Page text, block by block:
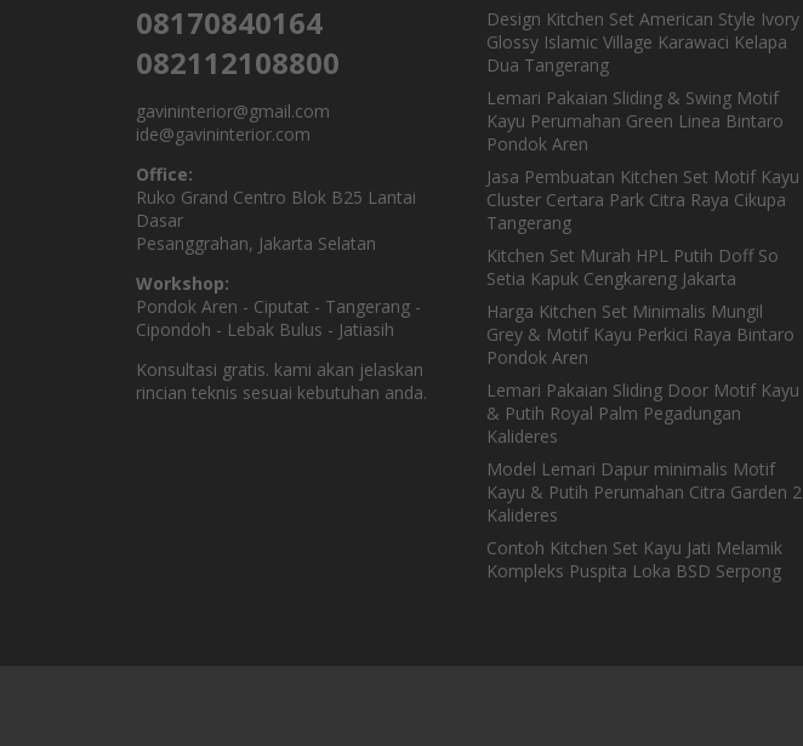
08170840164
082112108800
gavininterior@gmail.com
ide@gavininterior.com
Office:
Ruko Grand Centro Blok B25 Lantai
Dasar
Pesanggrahan, Jakarta Selatan
Workshop:
Pondok Aren - Ciputat - Tangerang -
Cipondoh - Lebak Bulus - Jatiasih
Konsultasi gratis. kami akan jelaskan
rincian teknis sesuai kebutuhan anda.
Design Kitchen Set American Style Ivory
Glossy Islamic Village Karawaci Kelapa
Dua Tangerang
Lemari Pakaian Sliding & Swing Motif
Kayu Perumahan Green Linea Bintaro
Pondok Aren
Jasa Pembuatan Kitchen Set Motif Kayu
Cluster Certara Park Citra Raya Cikupa
Tangerang
Kitchen Set Murah HPL Putih Doff So
Setia Kapuk Cengkareng Jakarta
Harga Kitchen Set Minimalis Mungil
Grey & Motif Kayu Perkici Raya Bintaro
Pondok Aren
Lemari Pakaian Sliding Door Motif Kayu
& Putih Royal Palm Pegadungan
Kalideres
Model Lemari Dapur minimalis Motif
Kayu & Putih Perumahan Citra Garden 2
Kalideres
Contoh Kitchen Set Kayu Jati Melamik
Kompleks Puspita Loka BSD Serpong